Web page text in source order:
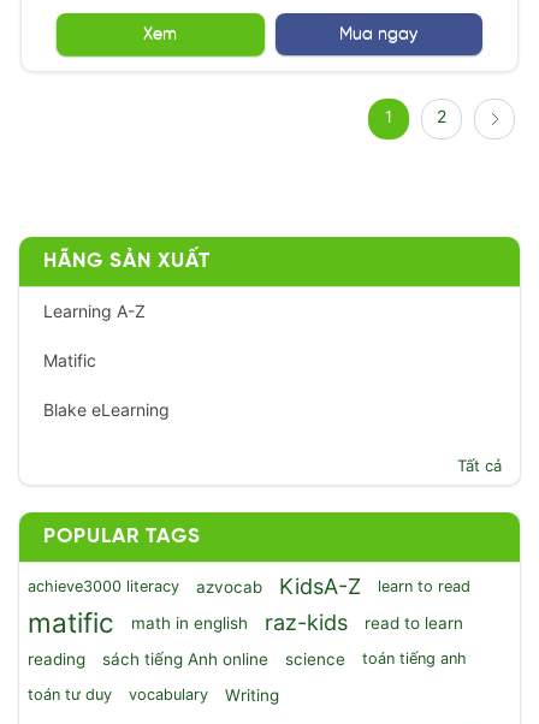
Xem Mua ngay
1 2
HÃNG SẢN XUẤT
Learning A-Z
Matific
Blake eLearning
Tất cả
POPULAR TAGS
achieve3000 literacy azvocab KidsA-Z learn to read
matific math in english raz-kids
read to learn
reading
sách tiếng Anh online science
toán tiếng anh
toán tư duy
vocabulary Writing